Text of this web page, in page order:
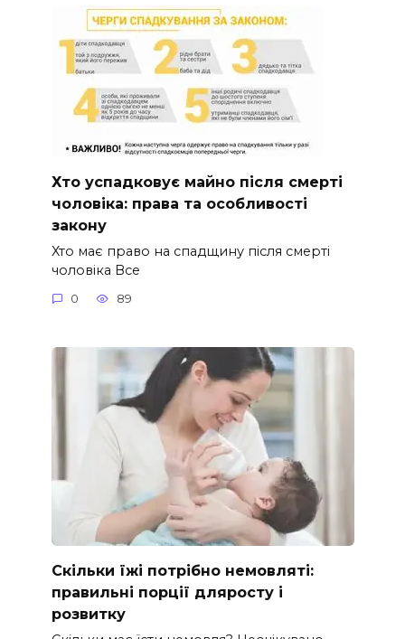
Хто успадковує майно після смерті
чоловіка: права та особливості
закону
Хто має право на спадщину після смерті
чоловіка Все
0 89
Скільки їжі потрібно немовляті:
правильні порції дляросту і
розвитку